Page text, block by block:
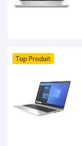
Top Produit